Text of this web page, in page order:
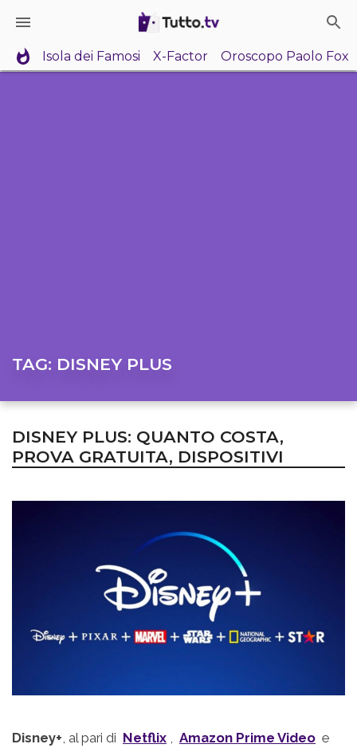
Isola dei Famosi X-Factor Oroscopo Paolo Fox
TAG: DISNEY PLUS
DISNEY PLUS: QUANTO COSTA,
PROVA GRATUITA, DISPOSITIVI
Disney+ , al pari di Netflix Amazon Prime Video e